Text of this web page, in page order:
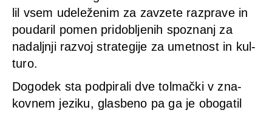
lil vsem ude­leže­nim za zav­ze­te raz­pra­ve in
pou­da­ril pomen pri­d­o­blje­nih spoz­nanj za
nadal­jn­ji raz­voj stra­te­gi­je za umet­nost in kul­
turo.
Dogo­dek sta pod­pi­ra­li dve tol­mački v zna­
kov­nem jezi­ku, glas­be­no pa ga je obo­ga­til